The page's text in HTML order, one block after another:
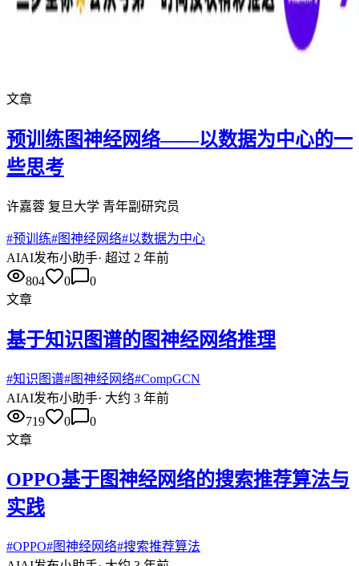
文章
预训练图神经网络——以数据为中心的一
些思考
许嘉蓉 复旦大学 青年副研究员
#预训练#图神经网络#以数据为中心
AIAI发布小助手· 超过 2 年前
804
0
0
文章
基于知识图谱的图神经网络推理
#知识图谱#图神经网络#CompGCN
AIAI发布小助手· 大约 3 年前
719
0
0
文章
OPPO基于图神经网络的搜索推荐算法与
实践
#OPPO#图神经网络#搜索推荐算法